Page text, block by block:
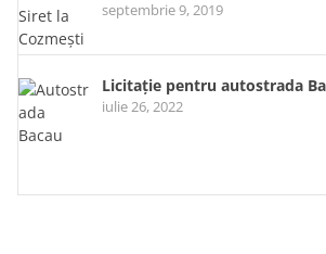
septembrie 9, 2019
Licitație pentru autostrada
iulie 26, 2022